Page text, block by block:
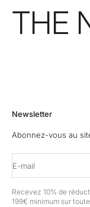
THE
Newsletter
Abonnez-vous au
E-mail
Recevez 10% de
199€ minimum sur